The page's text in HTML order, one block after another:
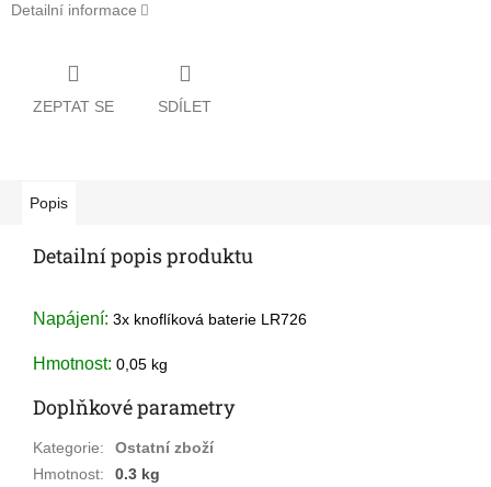
Detailní informace
ZEPTAT SE SDÍLET
Popis
Detailní popis produktu
Napájení: 3x knoflíková baterie LR726
Hmotnost: 0,05 kg
Doplňkové parametry
Kategorie:
Ostatní zboží
Hmotnost:
0.3 kg